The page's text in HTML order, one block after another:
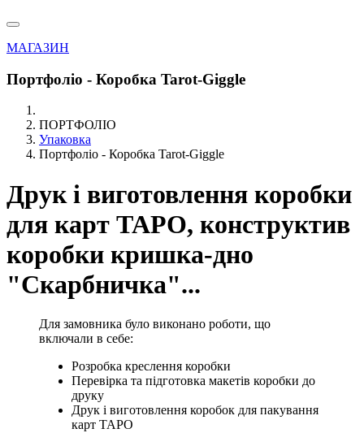
МАГАЗИН
Портфоліо - Коробка Tarot-Giggle
ПОРТФОЛІО
Упаковка
Портфоліо - Коробка Tarot-Giggle
Друк і виготовлення коробки
для карт ТАРО, конструктив
коробки кришка-дно
"Скарбничка"...
Для замовника було виконано роботи, що
включали в себе:
Розробка креслення коробки
Перевірка та підготовка макетів коробки до
друку
Друк і виготовлення коробок для пакування
карт ТАРО